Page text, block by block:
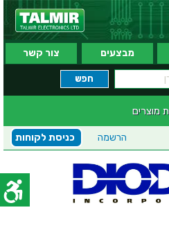
מבצעים צור קשר
מוצרים
כניסת לקוחות הרשמה